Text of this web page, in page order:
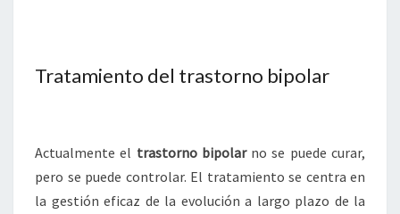
Tratamiento del trastorno bipolar
Actualmente el trastorno bipolarno se puede curar,
pero se puede controlar. El tratamiento se centra en
la gestión eficaz de la evolución a largo plazo de la